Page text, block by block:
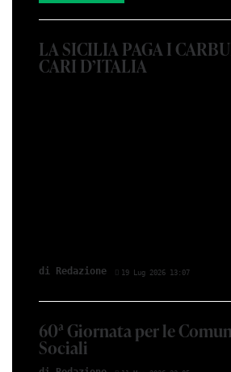
LA SICILIA PAGA I
CARI D’ITALIA
di Redazione 19 Lug 2026 13:07
60ª Giornata per le
Sociali